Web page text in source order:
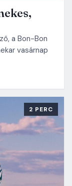
a Bon-Bon
vasárnap
2 PERC